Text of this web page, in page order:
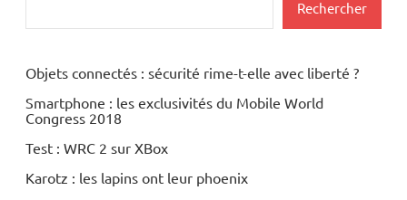
Rechercher
Objets connectés : sécurité rime-t-elle avec liberté ?
Smartphone : les exclusivités du Mobile World
Congress 2018
Test : WRC 2 sur XBox
Karotz : les lapins ont leur phoenix